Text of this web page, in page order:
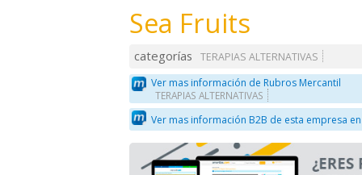
Sea Fruits
categorías
TERAPIAS ALTERNATIVAS
Ver mas información de Rubros Mercantil
TERAPIAS ALTERNATIVAS
Ver mas información B2B de esta empresa